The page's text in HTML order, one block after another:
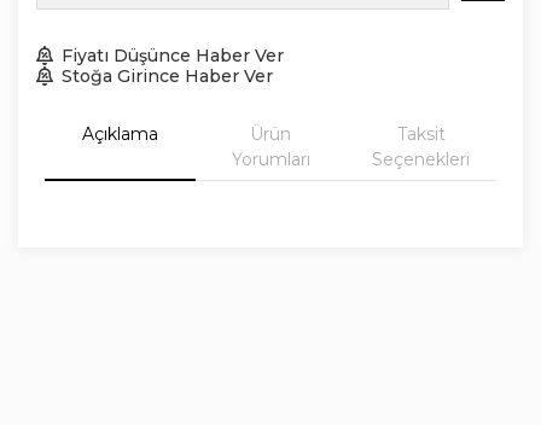
Fiyatı Düşünce Haber Ver
Stoğa Girince Haber Ver
Açıklama
Ürün
Yorumları
Taksit
Seçenekleri